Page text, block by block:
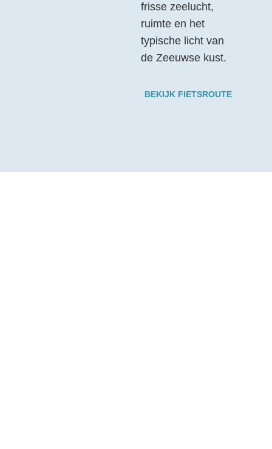
frisse zeelucht,
ruimte en het
typische licht van
de Zeeuwse kust.
BEKIJK FIETSROUTE